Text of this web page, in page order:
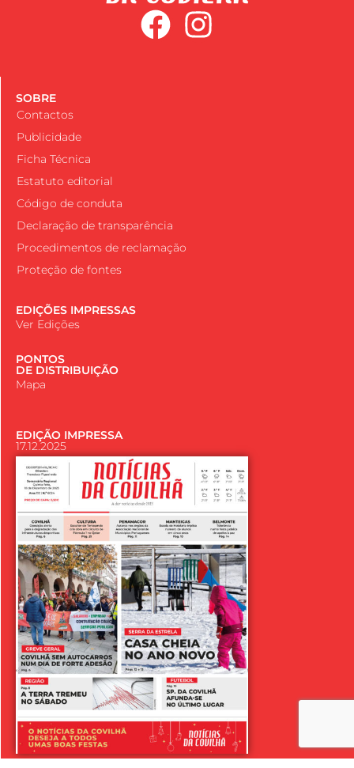
SOBRE
Contactos
Publicidade
Ficha Técnica
Estatuto editorial
Código de conduta
Declaração de transparência
Procedimentos de reclamação
Proteção de fontes
EDIÇÕES IMPRESSAS
Ver Edições
PONTOS
DE DISTRIBUIÇÃO
Mapa
EDIÇÃO IMPRESSA
17.12.2025